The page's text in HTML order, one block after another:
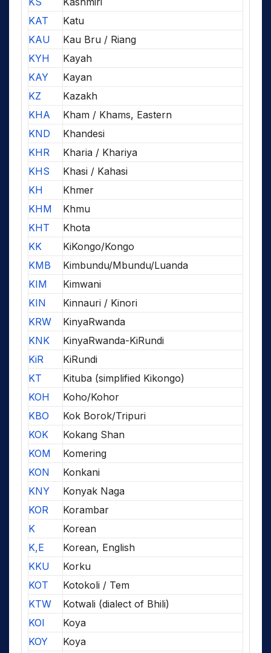
KAT
Katu
KAU
Kau Bru / Riang
KYH
Kayah
KAY
Kayan
KZ
Kazakh
KHA
Kham / Khams, Eastern
KND
Khandesi
KHR
Kharia / Khariya
KHS
Khasi / Kahasi
KH
Khmer
KHM
Khmu
KHT
Khota
KK
KiKongo/Kongo
KMB
Kimbundu/Mbundu/Luanda
KIM
Kimwani
KIN
Kinnauri / Kinori
KRW
KinyaRwanda
KNK
KinyaRwanda-KiRundi
KiR
KiRundi
KT
Kituba (simplified Kikongo)
KOH
Koho/Kohor
KBO
Kok Borok/Tripuri
KOK
Kokang Shan
KOM
Komering
KON
Konkani
KNY
Konyak Naga
KOR
Korambar
K
Korean
K,E
Korean, English
KKU
Korku
KOT
Kotokoli / Tem
KTW
Kotwali (dialect of Bhili)
KOI
Koya
KOY
Koya